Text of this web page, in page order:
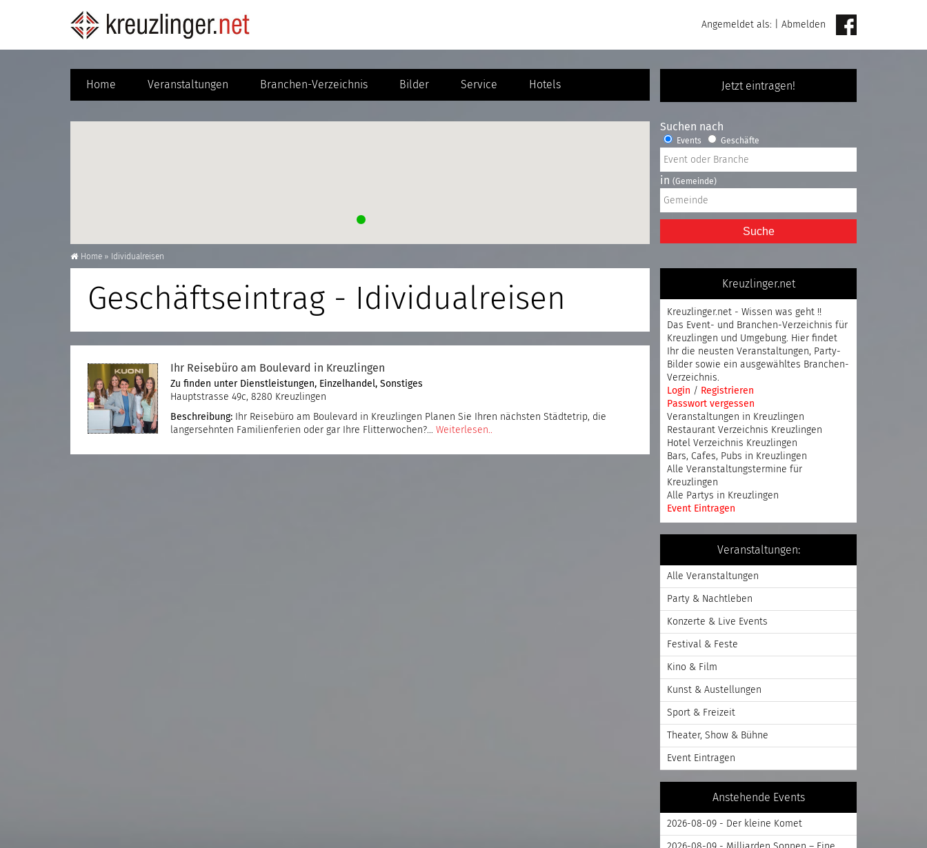
Angemeldet als: Abmelden
Jetzt eintragen!
Home Veranstaltungen Branchen-Verzeichnis Bilder Service Hotels
Home » Idividualreisen
Geschäftseintrag - Idividualreisen
Ihr Reisebüro am Boulevard in Kreuzlingen
Zu finden unter Dienstleistungen, Einzelhandel, Sonstiges
Hauptstrasse 49c, 8280 Kreuzlingen
Beschreibung: Ihr Reisebüro am Boulevard in Kreuzlingen Planen Sie Ihren nächsten Städtetrip, die
langersehnten Familienferien oder gar Ihre Flitterwochen?… Weiterlesen..
Suchen nach
Events Geschäfte
in (Gemeinde)
Suche
Kreuzlinger.net
Kreuzlinger.net - Wissen was geht !!
Das Event- und Branchen-Verzeichnis für
Kreuzlingen und Umgebung. Hier findet
Ihr die neusten Veranstaltungen, Party-
Bilder sowie ein ausgewähltes Branchen-
Verzeichnis.
Login / Registrieren
Passwort vergessen
Veranstaltungen in Kreuzlingen
Restaurant Verzeichnis Kreuzlingen
Hotel Verzeichnis Kreuzlingen
Bars, Cafes, Pubs in Kreuzlingen
Alle Veranstaltungstermine für
Kreuzlingen
Alle Partys in Kreuzlingen
Event Eintragen
Veranstaltungen:
Alle Veranstaltungen
Party & Nachtleben
Konzerte & Live Events
Festival & Feste
Kino & Film
Kunst & Austellungen
Sport & Freizeit
Theater, Show & Bühne
Event Eintragen
Anstehende Events
2026-08-09 - Der kleine Komet